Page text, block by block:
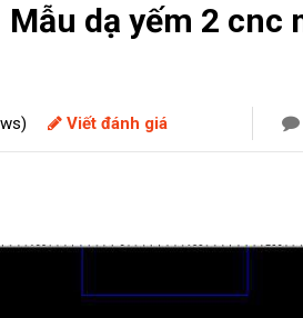
Mẫu dạ yếm 2 cnc
Viết đánh giá